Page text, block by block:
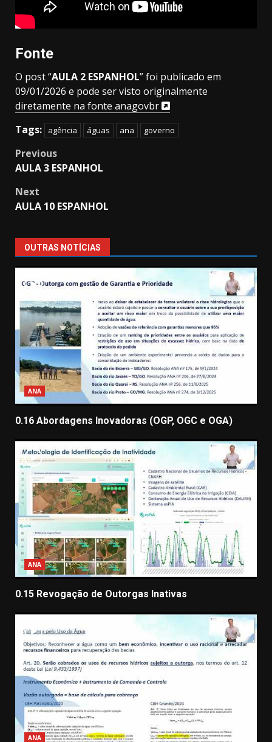
Fonte
O post “AULA 2 ESPANHOL” foi publicado em
09/01/2026 e pode ser visto originalmente
diretamente na fonte anagovbr
Tags:
agência águas ana governo
Post
Previous
AULA 3 ESPANHOL
Next
AULA 10 ESPANHOL
OUTRAS NOTÍCIAS
ANA
0.16 Abordagens Inovadoras (OGP, OGC e OGA)
ANA
0.15 Revogação de Outorgas Inativas
ANA